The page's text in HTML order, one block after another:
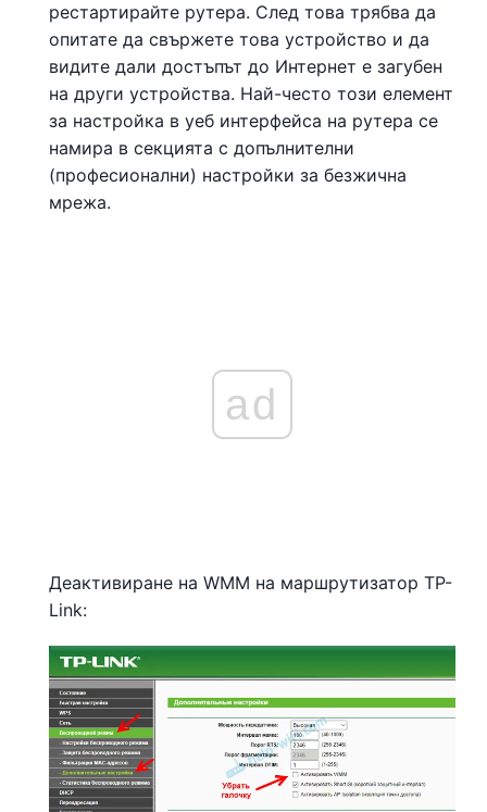
рестартирайте рутера. След това трябва да
опитате да свържете това устройство и да
видите дали достъпът до Интернет е загубен
на други устройства. Най-често този елемент
за настройка в уеб интерфейса на рутера се
намира в секцията с допълнителни
(професионални) настройки за безжична
мрежа.
ad
Деактивиране на WMM на маршрутизатор TP-
Link: